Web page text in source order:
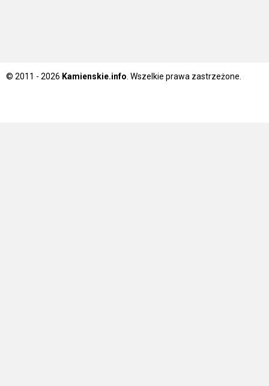
© 2011 - 2026 Kamienskie.info . Wszelkie prawa zastrzeżone.